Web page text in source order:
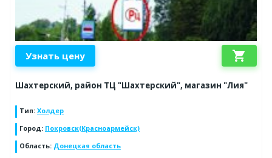
Узнать цену shopping_cart
Шахтерский, район ТЦ "Шахтерский", магазин "Лия"
Тип: Холдер
Город: Покровск(Красноармейск)
Область: Донецкая область